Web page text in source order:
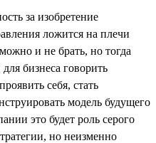
за изобретение
ложится на плечи
и не брать, но тогда
бизнеса говорить
себя, стать
модель будущего
это будет роль серого
но неизменно